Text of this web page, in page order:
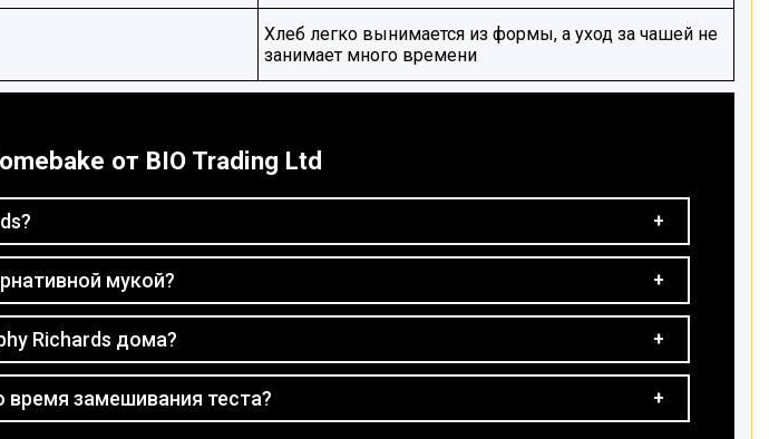
Хлеб легко вынимается из формы, а уход за чашей не
занимает много времени
от BIO Trading Ltd
мукой?
Richards дома?
время замешивания теста?